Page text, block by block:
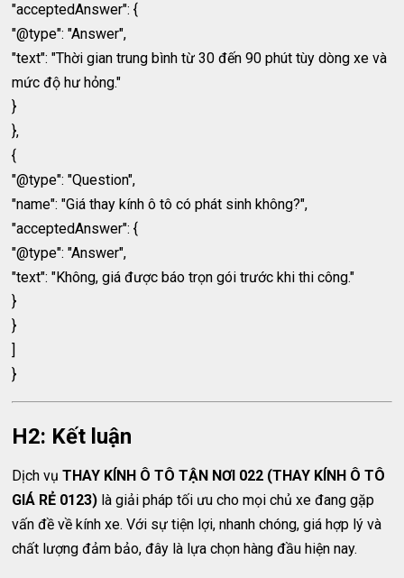
"acceptedAnswer": {
"@type": "Answer",
"text": "Thời gian trung bình từ 30 đến 90 phút tùy dòng xe và
mức độ hư hỏng."
}
},
{
"@type": "Question",
"name": "Giá thay kính ô tô có phát sinh không?",
"acceptedAnswer": {
"@type": "Answer",
"text": "Không, giá được báo trọn gói trước khi thi công."
}
}
]
}
H2: Kết luận
Dịch vụTHAY KÍNH Ô TÔ TẬN NƠI 022 (THAY KÍNH Ô TÔ
GIÁ RẺ 0123) là giải pháp tối ưu cho mọi chủ xe đang gặp
vấn đề về kính xe. Với sự tiện lợi, nhanh chóng, giá hợp lý và
chất lượng đảm bảo, đây là lựa chọn hàng đầu hiện nay.